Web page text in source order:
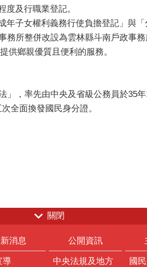
及行職業登記。
子女權利義務行使負擔登記」與「
所整併改設為雲林縣斗南戶政事務
供鄉親優質且便利的服務。
，率先由中央及省級公務員於35
全面換發國民身分證。
關閉
消息
導
公開資訊
中央法規及地方
國